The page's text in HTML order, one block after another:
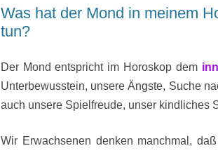
Was hat der Mond in meinem
tun?
Der Mond entspricht im Horoskop dem
Unterbewusstein, unsere Ängste, Suche
auch unsere Spielfreude, unser kindliches
Wir Erwachsenen denken manchmal,